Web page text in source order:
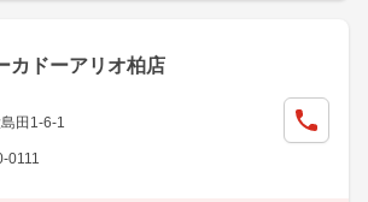
カドーアリオ柏店
田1-6-1
0111